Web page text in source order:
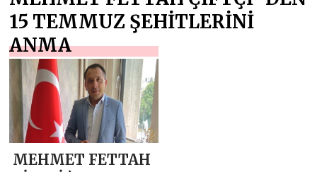
15 TEMMUZ ŞEHİTLERİNİ
ANMA
MEHMET FETTAH